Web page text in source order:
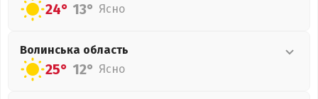
24° 13° Ясно
Волинська область
25° 12° Ясно